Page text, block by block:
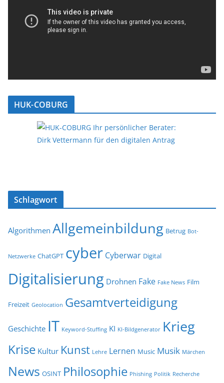
HUK-COBURG
Schlagwort
Algorithmen Allgemeinbildung Betrug Bot-
Netzwerke ChatGPT cyber Cyberwar Digital
Digitalisierung Drohnen Fake Fake News Film
Freizeit Geolocation Gesamtverteidigung
Geschichte IT Keyword-Stuffing KI KI-Bildgenerator Krieg
Krise Kultur Kunst Lehre Lernen Music Musik Märchen
News OSINT Philosophie Phishing Politik Recherche